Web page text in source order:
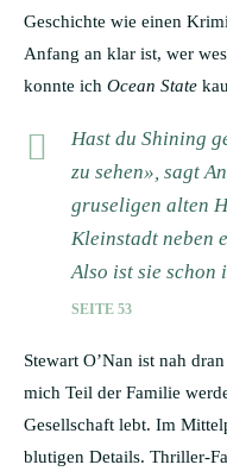
Geschichte wie einen
Anfang an klar ist, wer
konnte ich Ocean State
Hast du Shining
zu sehen», sagt
gruseligen alten
Kleinstadt neben
Also ist sie schon
SEITE 53
Stewart O’Nan ist nah
mich Teil der Familie
Gesellschaft lebt. Im
blutigen Details. Thriller-